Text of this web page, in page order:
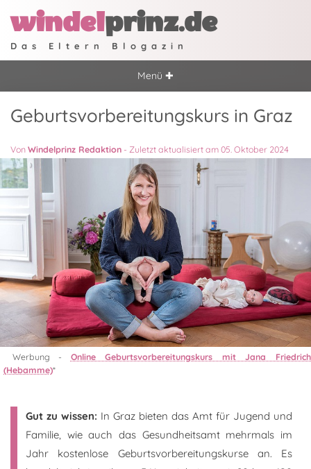
windelprinz.de
Das Eltern Blogazin
Menü ✚
Geburtsvorbereitungskurs in Graz
VonWindelprinz Redaktion - Zuletzt aktualisiert am 05. Oktober 2024
Werbung - Online Geburtsvorbereitungskurs mit Jana Friedrich
(Hebamme)*
Gut zu wissen: In Graz bieten das Amt für Jugend und
Familie, wie auch das Gesundheitsamt mehrmals im
Jahr kostenlose Geburtsvorbereitungskurse an. Es